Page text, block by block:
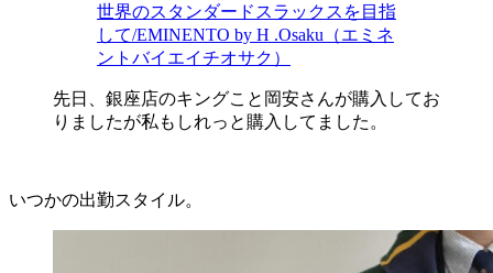
世界のスタンダードスラックスを目指
して/EMINENTO by H .Osaku（エミネ
ントバイエイチオサク）
先日、銀座店のキングこと岡安さんが購入してお
りましたが私もしれっと購入してました。
いつかの出勤スタイル。